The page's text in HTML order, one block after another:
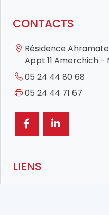
CONTACTS
Résidence
Appt 11 Amerchich
05 24 44 80 68
05 24 44 71 67
LIENS